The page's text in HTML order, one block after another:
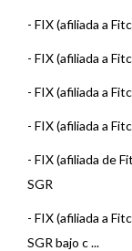
- FIX (afiliada a
- FIX (afiliada a
- FIX (afiliada a
- FIX (afiliada a
- FIX (afiliada de
SGR
- FIX (afiliada a
SGR bajo c ...